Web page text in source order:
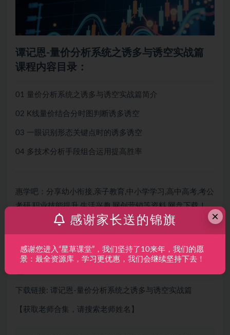
谭记恩-量价分析系统之诱多与诱空实战篇
课程内容目录：
01 量价分析系统之诱多与诱空实战篇简介
02 K线量价结合分时图判断诱多诱空
03 一眼识别形态关键点时的诱多诱空
04 多技术分析手段组合运用提高胜率
惠学吧：分享幼小衔接,亲子教育,中小学学习,高中高考,考公
考研,职业技能提升,生活兴趣,网创营销等资料,网盘下载！
推荐：只需￥299充值开通（终身VIP会员）就可以
终身免
本内容由网友收集整理提供感谢分享，如有侵权请联系处
下载链接: 谭记恩-量价分析系统之诱多与诱空实战篇
【获取老师合集，请搜索老师姓名】
×
感谢家长送的锦旗
感谢您进入“星草课堂”，我们坚持了10来年，我们的愿
景：最全资源库，学习更优惠，我们会继续坚持下去！